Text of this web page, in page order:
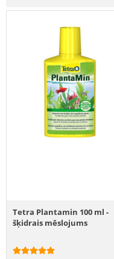
Tetra Plantamin 100 ml -
šķidrais mēslojums